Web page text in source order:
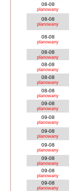
08-08
planowany
08-08
planowany
08-08
planowany
08-08
planowany
08-08
planowany
08-08
planowany
08-08
planowany
09-08
planowany
09-08
planowany
09-08
planowany
09-08
planowany
09-08
planowany
09-08
planowany
09-08
planowany